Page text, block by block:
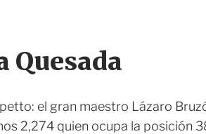
Quesada
el gran maestro Lázaro
2,274 quien ocupa la posición